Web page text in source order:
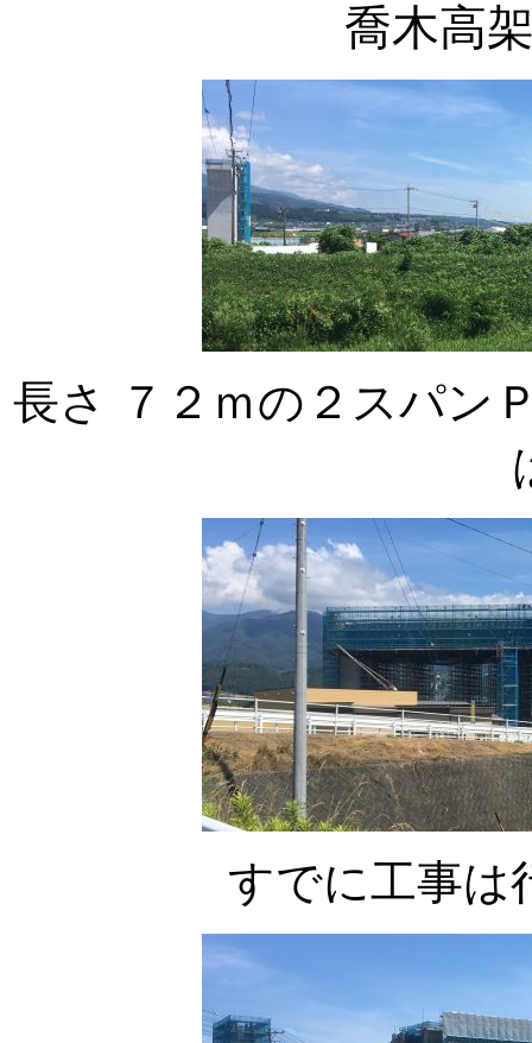
喬木高
長さ ７２ｍの２スパン
すでに工事は